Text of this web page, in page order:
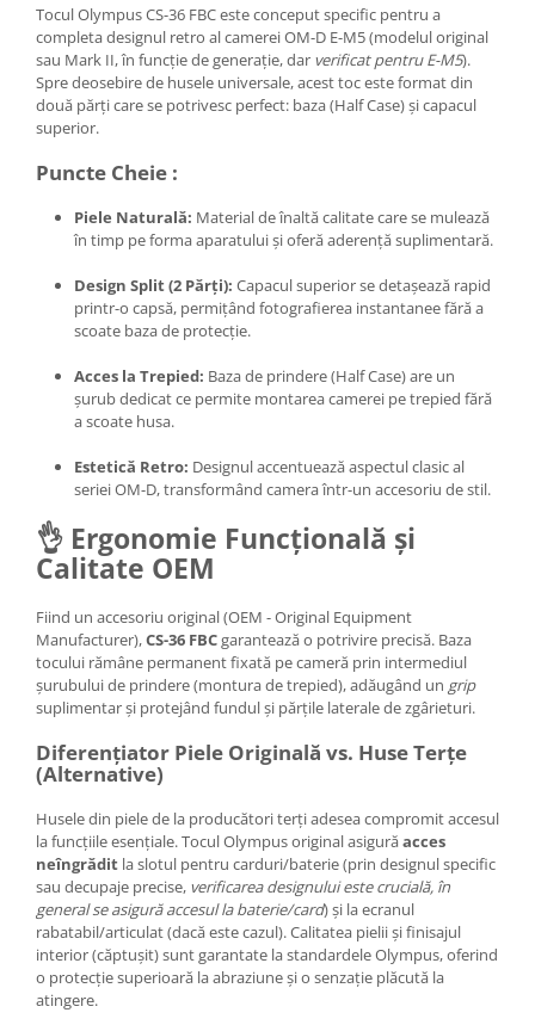
Acumulatori AA/AAA (R6/R3)) si
incarcatoare
Baterii
Incarcatoare acumulatori Foto-
Video
Tablete grafice
Adaptoare pentru convertoare sau
Alimentatoare 220V
Cabluri
integrare in sisteme video
complexe
Curatare Senzor
Huse de ploaie
Microfoane / Reportofoane
Nivela patina
Ocular
Vizor
Accesorii diverse
Genti, Rucsacuri, Troller foto
Genti foto
Genti Holster TopLoader
Genti, Troller Video
Rucsacuri Foto
Only One Shoulder - SlingShot
Tocuri si huse protectie aparate
Hamuri si Centuri foto
Curele Aparat - Umar
Tocul Olympus CS-36 FBC este conceput specific pentru a
completa designul retro al camerei OM-D E-M5 (modelul original
sau Mark II, în funcție de generație, dar verificat pentru E-M5).
Spre deosebire de husele universale, acest toc este format din
două părți care se potrivesc perfect: baza (Half Case) și capacul
superior.
Puncte Cheie :
Piele Naturală: Material de înaltă calitate care se mulează
în timp pe forma aparatului și oferă aderență suplimentară.
Design Split (2 Părți): Capacul superior se detașează rapid
printr-o capsă, permițând fotografierea instantanee fără a
scoate baza de protecție.
Acces la Trepied: Baza de prindere (Half Case) are un
șurub dedicat ce permite montarea camerei pe trepied fără
a scoate husa.
Estetică Retro: Designul accentuează aspectul clasic al
seriei OM-D, transformând camera într-un accesoriu de stil.
👌 Ergonomie Funcțională și
Calitate OEM
Fiind un accesoriu original (OEM - Original Equipment
Manufacturer),CS-36 FBCgarantează o potrivire precisă. Baza
tocului rămâne permanent fixată pe cameră prin intermediul
șurubului de prindere (montura de trepied), adăugând un grip
suplimentar și protejând fundul și părțile laterale de zgârieturi.
Diferențiator Piele Originală vs. Huse Terțe
(Alternative)
Husele din piele de la producători terți adesea compromit accesul
la funcțiile esențiale. Tocul Olympus original asigurăacces
neîngrădit la slotul pentru carduri/baterie (prin designul specific
sau decupaje precise, verificarea designului este crucială, în
general se asigură accesul la baterie/card) și la ecranul
rabatabil/articulat (dacă este cazul). Calitatea pielii și finisajul
interior (căptușit) sunt garantate la standardele Olympus, oferind
o protecție superioară la abraziune și o senzație plăcută la
atingere.